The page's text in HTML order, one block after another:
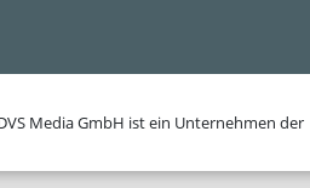
Media GmbH ist ein Unternehmen der